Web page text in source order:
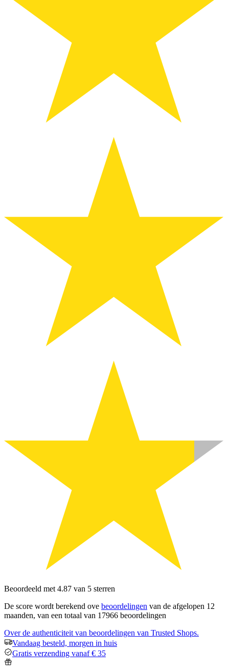
Beoordeeld met 4.87 van 5 sterren
De score wordt berekend ove beoordelingen van de afgelopen 12
maanden, van een totaal van 17966 beoordelingen
Over de authenticiteit van beoordelingen van Trusted Shops.
Vandaag besteld, morgen in huis
Gratis verzending vanaf € 35